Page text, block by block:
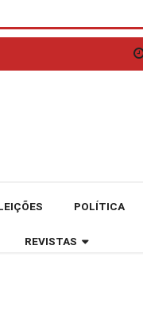
POLÍTICA
REVISTAS